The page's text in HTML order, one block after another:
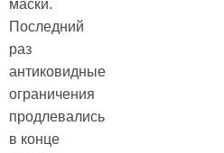
маски.
Последний
раз
антиковидные
ограничения
продлевались
в конце